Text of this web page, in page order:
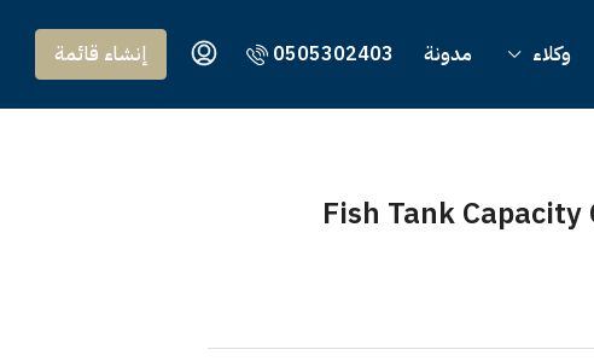
وكلاء مدونة 0505302403 إنشاء قائمة
Fish Tank